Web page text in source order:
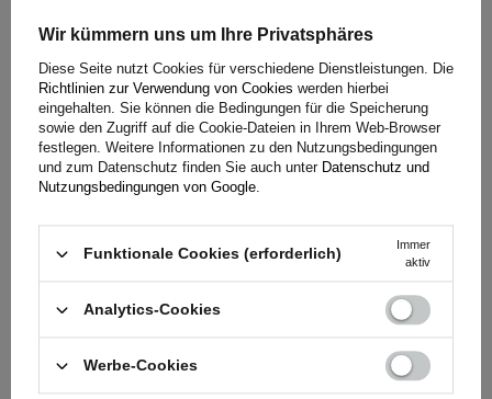
Beim Kauf eines Produkts aus unserem Sortiment erhalten
Sie eine 2-jährige Garantie.So können Sie es nutzen, ohne
sich Gedanken über die Folgen eines möglichen Defekts zu
machen. Da wir uns um Ihre Zufriedenheit kümmern, haben
wir das Verfahren zur Einreichung einer möglichen
Reklamation so einfach wie möglich gestaltet - Sie müssen
nur das auf unserer Website verfügbare Formular ausfüllen
Hilfe
Wir kümmern uns um Ihre Privatsphäres
Diese Seite nutzt Cookies für verschiedene Dienstleistungen. Die
Richtlinien zur Verwendung von Cookies werden hierbei
eingehalten. Sie können die Bedingungen für die Speicherung
sowie den Zugriff auf die Cookie-Dateien in Ihrem Web-Browser
festlegen. Weitere Informationen zu den Nutzungsbedingungen
und zum Datenschutz finden Sie auch unter Datenschutz und
Nutzungsbedingungen von Google.
Funktionale Cookies (erforderlich)
Immer
aktiv
Analytics-Cookies
Werbe-Cookies